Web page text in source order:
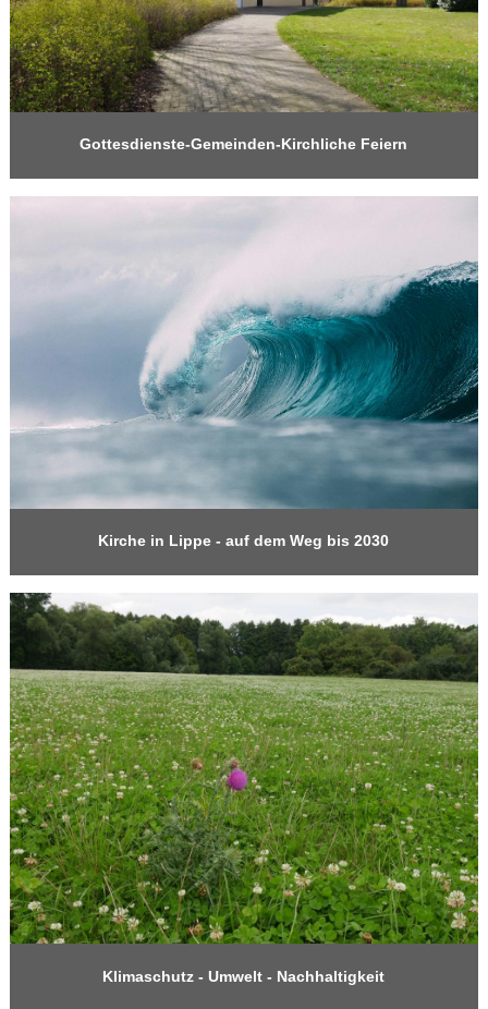
Gottesdienste-Gemeinden-Kirchliche Feiern
Kirche in Lippe - auf dem Weg bis 2030
Klimaschutz - Umwelt - Nachhaltigkeit